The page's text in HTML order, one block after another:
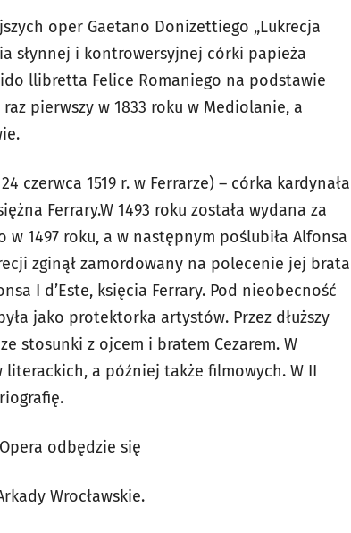
oper Gaetano Donizettiego „Lukrecja
słynnej i kontrowersyjnej córki papieża
llibretta Felice Romaniego na podstawie
pierwszy w 1833 roku w Mediolanie, a
czerwca 1519 r. w Ferrarze) – córka kardynała
Ferrary.W 1493 roku została wydana za
1497 roku, a w następnym poślubiła Alfonsa
zginął zamordowany na polecenie jej brata
I d’Este, księcia Ferrary. Pod nieobecność
jako protektorka artystów. Przez dłuższy
stosunki z ojcem i bratem Cezarem. W
a później także filmowych. W II
odbędzie się
Wrocławskie.